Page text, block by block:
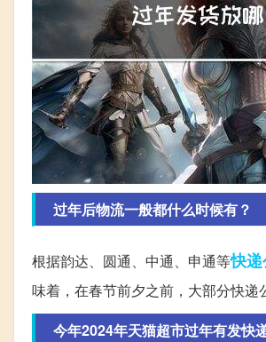
过年后物流一般都什么时候有？
根据韵达、圆通、中通、申通等快
味着，在春节前夕之前，大部分快递
今年2024年天猫超市过年有发快